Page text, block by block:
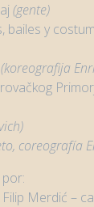
(gente)
bailes y
(koreografija
coreografía
Merdić –